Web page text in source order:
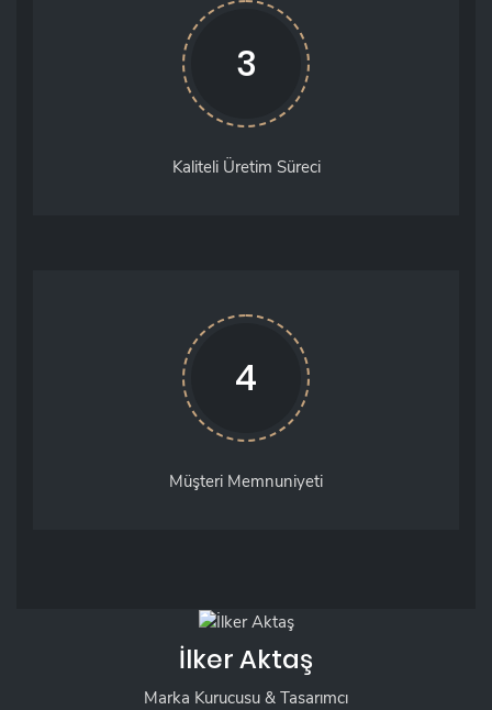
3
Kaliteli Üretim Süreci
4
Müşteri Memnuniyeti
İlker Aktaş
Marka Kurucusu & Tasarımcı